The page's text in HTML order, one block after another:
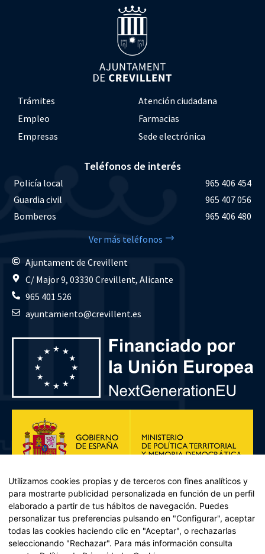
Trámites
Atención ciudadana
Empleo
Farmacias
Empresas
Sede electrónica
Teléfonos de interés
Policía local
965 406 454
Guardia civil
965 407 056
Bomberos
965 406 480
Ver más teléfonos
Ajuntament de Crevillent
C/ Major 9, 03330 Crevillent, Alicante
965 401 526
ayuntamiento@crevillent.es
Utilizamos cookies propias y de terceros con fines analíticos y
para mostrarte publicidad personalizada en función de un perfil
elaborado a partir de tus hábitos de navegación. Puedes
personalizar tus preferencias pulsando en "Configurar", aceptar
todas las cookies haciendo clic en "Aceptar", o rechazarlas
seleccionando "Rechazar". Para más información consulta